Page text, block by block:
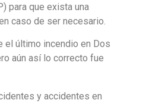
para que exista una
caso de ser necesario.
el último incendio en Dos
aún así lo correcto fue
y accidentes en